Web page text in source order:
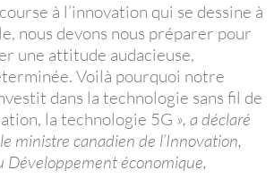
à l’innovation qui se dessine à
nous devons nous préparer pour
une attitude audacieuse,
Voilà pourquoi notre
dans la technologie sans fil de
la technologie 5G », a déclaré
ministre canadien de l’Innovation,
Développement économique,